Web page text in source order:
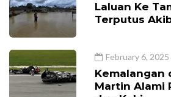
Laluan Ke
Terputus
February 6, 2025
Kemalangan
Martin Alami